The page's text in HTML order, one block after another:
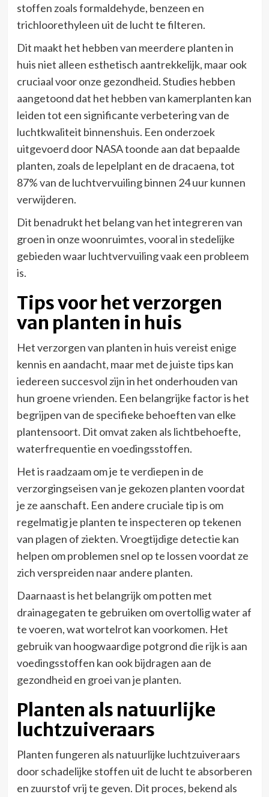
stoffen zoals formaldehyde, benzeen en
trichloorethyleen uit de lucht te filteren.
Dit maakt het hebben van meerdere planten in
huis niet alleen esthetisch aantrekkelijk, maar ook
cruciaal voor onze gezondheid. Studies hebben
aangetoond dat het hebben van kamerplanten kan
leiden tot een significante verbetering van de
luchtkwaliteit binnenshuis. Een onderzoek
uitgevoerd door NASA toonde aan dat bepaalde
planten, zoals de lepelplant en de dracaena, tot
87% van de luchtvervuiling binnen 24 uur kunnen
verwijderen.
Dit benadrukt het belang van het integreren van
groen in onze woonruimtes, vooral in stedelijke
gebieden waar luchtvervuiling vaak een probleem
is.
Tips voor het verzorgen
van planten in huis
Het verzorgen van planten in huis vereist enige
kennis en aandacht, maar met de juiste tips kan
iedereen succesvol zijn in het onderhouden van
hun groene vrienden. Een belangrijke factor is het
begrijpen van de specifieke behoeften van elke
plantensoort. Dit omvat zaken als lichtbehoefte,
waterfrequentie en voedingsstoffen.
Het is raadzaam om je te verdiepen in de
verzorgingseisen van je gekozen planten voordat
je ze aanschaft. Een andere cruciale tip is om
regelmatig je planten te inspecteren op tekenen
van plagen of ziekten. Vroegtijdige detectie kan
helpen om problemen snel op te lossen voordat ze
zich verspreiden naar andere planten.
Daarnaast is het belangrijk om potten met
drainagegaten te gebruiken om overtollig water af
te voeren, wat wortelrot kan voorkomen. Het
gebruik van hoogwaardige potgrond die rijk is aan
voedingsstoffen kan ook bijdragen aan de
gezondheid en groei van je planten.
Planten als natuurlijke
luchtzuiveraars
Planten fungeren als natuurlijke luchtzuiveraars
door schadelijke stoffen uit de lucht te absorberen
en zuurstof vrij te geven. Dit proces, bekend als